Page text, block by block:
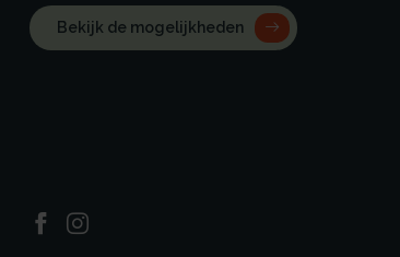
Bekijk de mogelijkheden